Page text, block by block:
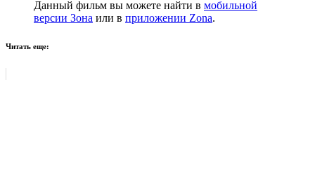
Данный фильм вы можете найти в мобильной
версии Зона или в приложении Zona.
Читать еще: